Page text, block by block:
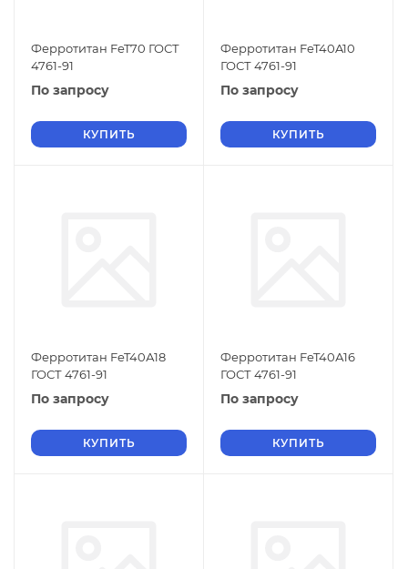
Ферротитан FeT70 ГОСТ
4761-91
По запросу
КУПИТЬ
Ферротитан FeT40A10
ГОСТ 4761-91
По запросу
КУПИТЬ
Ферротитан FeT40А18
ГОСТ 4761-91
По запросу
КУПИТЬ
Ферротитан FeT40А16
ГОСТ 4761-91
По запросу
КУПИТЬ